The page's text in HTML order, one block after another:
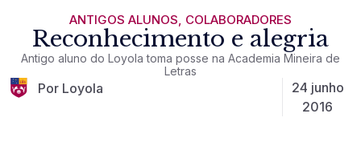
ANTIGOS ALUNOS, COLABORADORES
Reconhecimento e alegria
Antigo aluno do Loyola toma posse na Academia Mineira de
Letras
Por Loyola
24 junho
2016